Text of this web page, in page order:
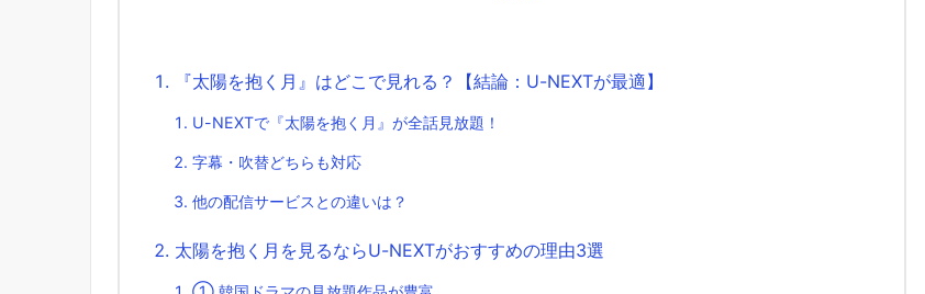
『太陽を抱く月』はどこで見れる？【結論：U-NEXTが最適】
U-NEXTで『太陽を抱く月』が全話見放題！
字幕・吹替どちらも対応
他の配信サービスとの違いは？
太陽を抱く月を見るならU-NEXTがおすすめの理由3選